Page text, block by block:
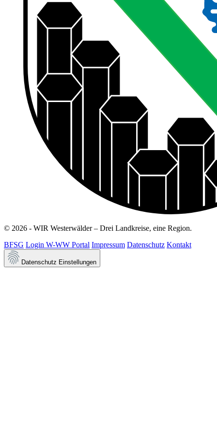
© 2026 - WIR Westerwälder – Drei Landkreise, eine Region.
BFSG Login W-WW Portal Impressum Datenschutz Kontakt
Datenschutz Einstellungen